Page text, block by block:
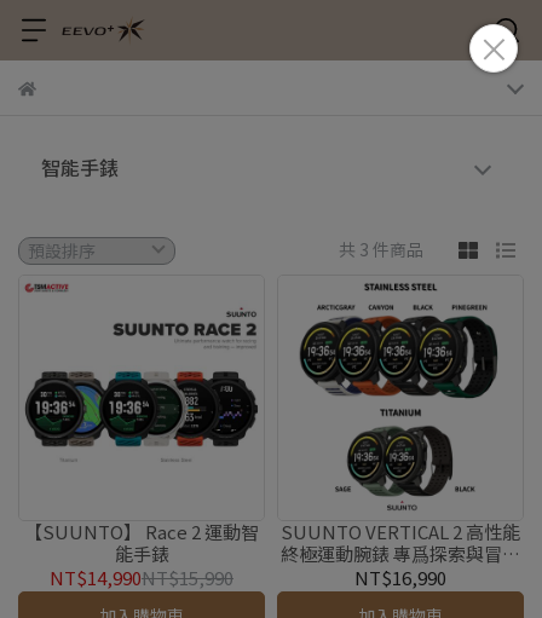
智能手錶
共 3 件商品
【SUUNTO】 Race 2 運動智
能手錶
NT$14,990NT$15,990
SUUNTO VERTICAL 2 高性能
終極運動腕錶 專爲探索與冒險
而設計
NT$16,990